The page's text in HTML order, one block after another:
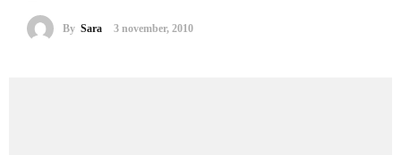
By Sara 3 november, 2010